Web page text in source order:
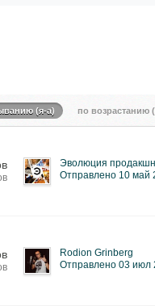
(я-а) по возрастанию
Эволюция
Отправлено 10 май
Rodion Grinberg
Отправлено 03 июл